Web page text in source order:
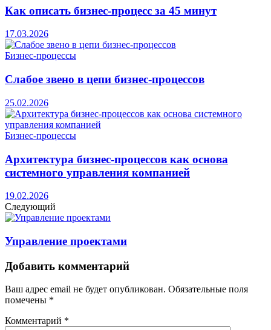
Как описать бизнес-процесс за 45 минут
17.03.2026
Бизнес-процессы
Слабое звено в цепи бизнес-процессов
25.02.2026
Бизнес-процессы
Архитектура бизнес-процессов как основа
системного управления компанией
19.02.2026
Следующий
Управление проектами
Добавить комментарий
Ваш адрес email не будет опубликован. Обязательные поля
помечены *
Комментарий *